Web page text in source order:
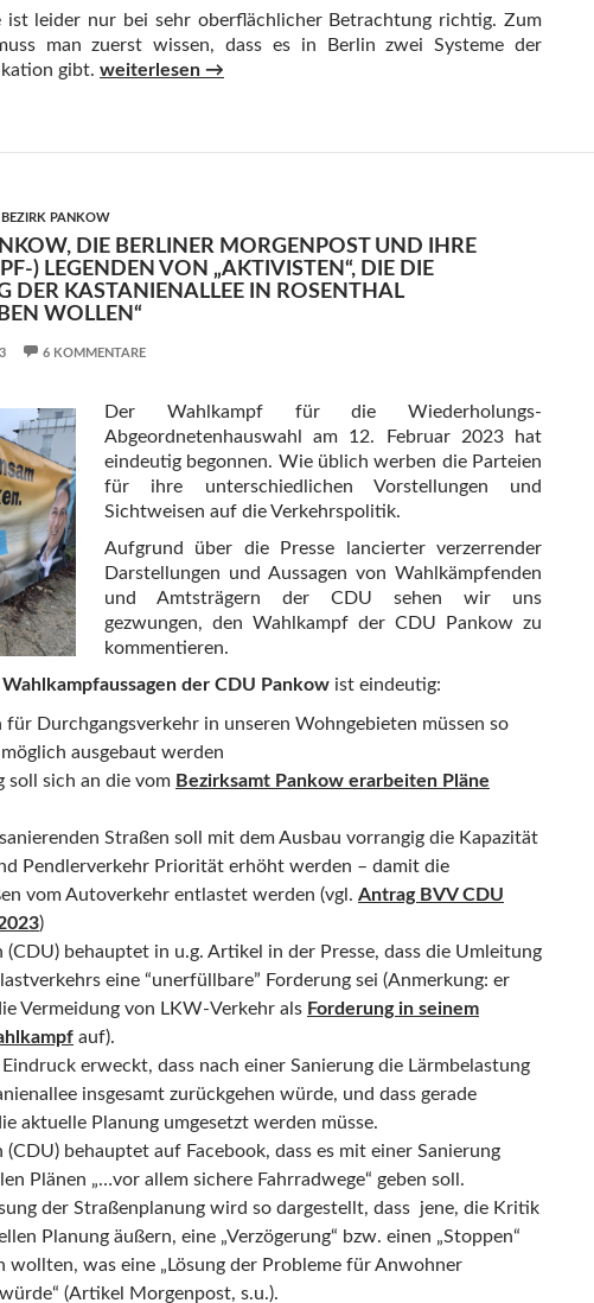
ist leider nur bei sehr oberflächlicher Betrachtung richtig. Zum
man zuerst wissen, dass es in Berlin zwei Systeme der
gibt. „Nicht vorhandene Ausweichstrecken für LKW-Verkehr“ –
weiterlesen →
PANKOW
DIE BERLINER MORGENPOST UND IHRE
) LEGENDEN VON „AKTIVISTEN“, DIE DIE
DER KASTANIENALLEE IN ROSENTHAL
WOLLEN“
6 KOMMENTARE
Der Wahlkampf für die Wiederholungs-
Abgeordnetenhauswahl am 12. Februar 2023 hat
eindeutig begonnen. Wie üblich werben die Parteien
für ihre unterschiedlichen Vorstellungen und
Sichtweisen auf die Verkehrspolitik.
Aufgrund über die Presse lancierter verzerrender
Darstellungen und Aussagen von Wahlkämpfenden
und Amtsträgern der CDU sehen wir uns
gezwungen, den Wahlkampf der CDU Pankow zu
kommentieren.
der CDU Pankow ist eindeutig:
für Durchgangsverkehr in unseren Wohngebieten müssen so
ausgebaut werden
soll sich an die vom Bezirksamt Pankow erarbeiten Pläne
Straßen soll mit dem Ausbau vorrangig die Kapazität
Pendlerverkehr Priorität erhöht werden – damit die
vom Autoverkehr entlastet werden (vgl. Antrag BVV CDU
)
(CDU) behauptet in u.g. Artikel in der Presse, dass die Umleitung
eine “unerfüllbare” Forderung sei (Anmerkung: er
Vermeidung von LKW-Verkehr als Forderung in seinem
auf).
erweckt, dass nach einer Sanierung die Lärmbelastung
insgesamt zurückgehen würde, und dass gerade
aktuelle Planung umgesetzt werden müsse.
(CDU) behauptet auf Facebook, dass es mit einer Sanierung
Plänen „…vor allem sichere Fahrradwege“ geben soll.
der Straßenplanung wird so dargestellt, dass jene, die Kritik
Planung äußern, eine „Verzögerung“ bzw. einen „Stoppen“
wollten, was eine „Lösung der Probleme für Anwohner
(Artikel Morgenpost, s.u.).